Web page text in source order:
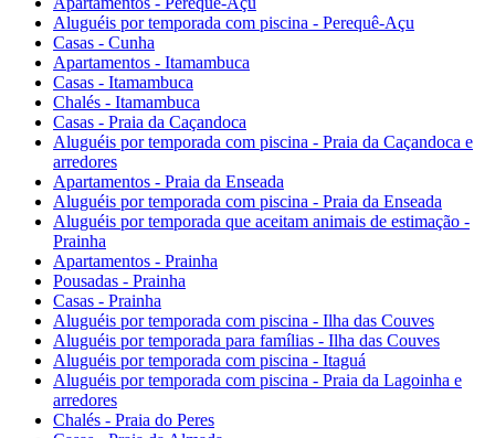
Aluguéis por temporada com piscina - Perequê-Açu
Casas - Cunha
Apartamentos - Itamambuca
Casas - Itamambuca
Chalés - Itamambuca
Casas - Praia da Caçandoca
Aluguéis por temporada com piscina - Praia da Caçandoca e
arredores
Apartamentos - Praia da Enseada
Aluguéis por temporada com piscina - Praia da Enseada
Aluguéis por temporada que aceitam animais de estimação -
Prainha
Apartamentos - Prainha
Pousadas - Prainha
Casas - Prainha
Aluguéis por temporada com piscina - Ilha das Couves
Aluguéis por temporada para famílias - Ilha das Couves
Aluguéis por temporada com piscina - Itaguá
Aluguéis por temporada com piscina - Praia da Lagoinha e
arredores
Chalés - Praia do Peres